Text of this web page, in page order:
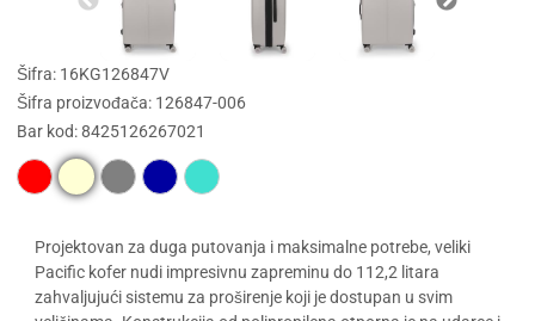
Šifra: 16KG126847V
Šifra proizvođača: 126847-006
Bar kod: 8425126267021
Projektovan za duga putovanja i maksimalne potrebe, veliki
Pacific kofer nudi impresivnu zapreminu do 112,2 litara
zahvaljujući sistemu za proširenje koji je dostupan u svim